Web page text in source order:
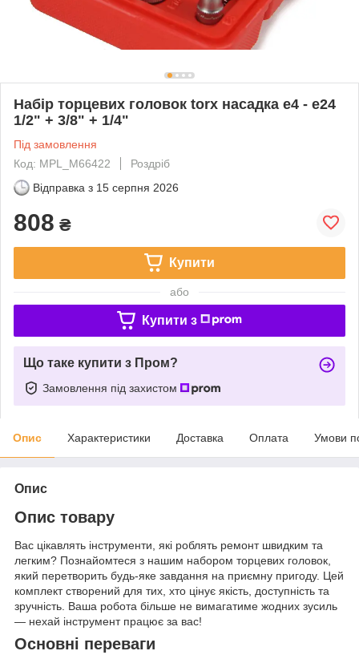
Набір торцевих головок torx насадка e4 - e24
1/2" + 3/8" + 1/4"
Під замовлення
Код: MPL_M66422
Роздріб
Відправка з 15 серпня 2026
808 ₴
Купити
або
Купити з
Що таке купити з Пром?
Замовлення під захистом
Опис Характеристики Доставка Оплата Умови
Опис
Опис товару
Вас цікавлять інструменти, які роблять ремонт швидким та
легким? Познайомтеся з нашим набором торцевих головок,
який перетворить будь-яке завдання на приємну пригоду. Цей
комплект створений для тих, хто цінує якість, доступність та
зручність. Ваша робота більше не вимагатиме жодних зусиль
— нехай інструмент працює за вас!
Основні переваги